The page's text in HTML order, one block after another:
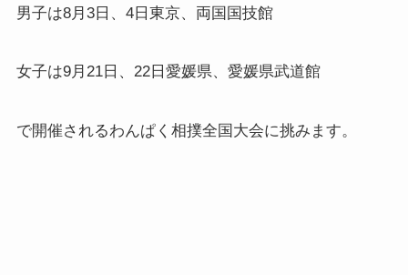
男子は8月3日、4日東京、両国国技館
女子は9月21日、22日愛媛県、愛媛県武道館
で開催されるわんぱく相撲全国大会に挑みます。